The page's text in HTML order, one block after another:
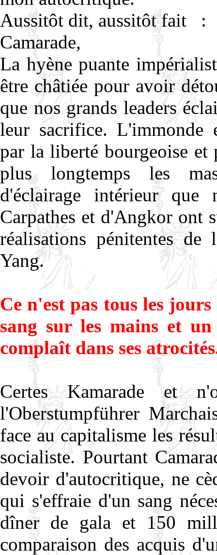
Aussitôt dit, aussitôt fait :
Camarade,
La hyène puante
être châtiée pour avoir
que nos grands leaders
leur sacrifice. L'immonde
par la liberté bourgeoise et
plus longtemps les
d'éclairage intérieur
Carpathes et d'Angkor ont
réalisations pénitentes
Yang.
Ce n'est pas tous les
sang sur les mains et
complaît dans ses
Certes Kamarade et
l'Oberstumpführer
face au capitalisme les
socialiste. Pourtant
devoir d'autocritique, ne
qui s'effraie d'un sang
dîner de gala et 150
comparaison des acquis